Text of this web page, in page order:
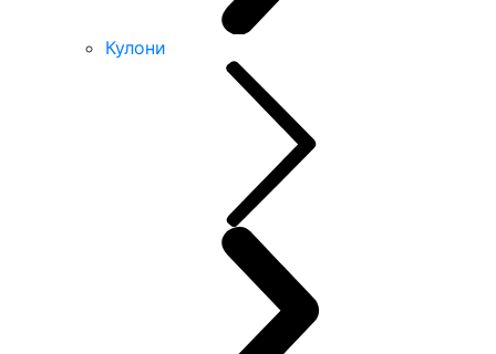
Кулони